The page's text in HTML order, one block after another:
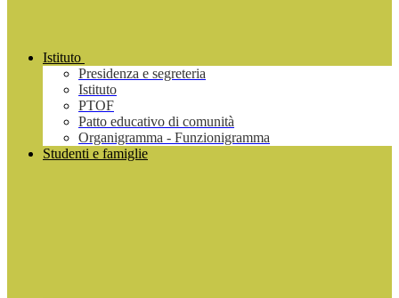
Istituto
Presidenza e segreteria
Istituto
PTOF
Patto educativo di comunità
Organigramma - Funzionigramma
Studenti e famiglie